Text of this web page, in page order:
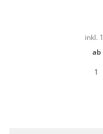
inkl.
ab
1